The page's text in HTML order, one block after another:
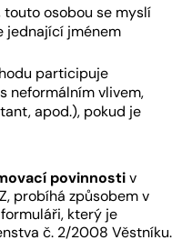
osobou se myslí
jednající jménem
participuje
neformálním vlivem,
apod.), pokud je
povinnostiv
probíhá způsobem v
který je
č. 2/2008 Věstníku.